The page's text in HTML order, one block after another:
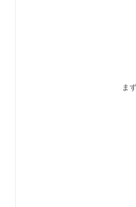
ま